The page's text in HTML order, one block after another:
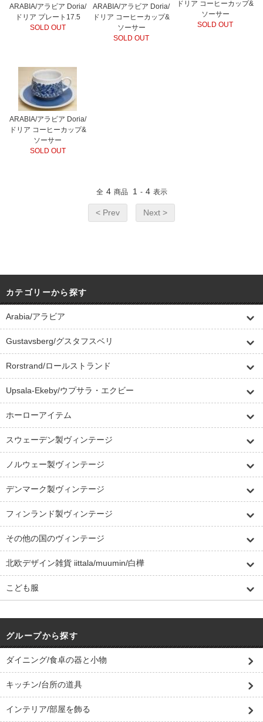
ARABIA/アラビア Doria/
ドリア プレート17.5
SOLD OUT
ARABIA/アラビア Doria/
ドリア コーヒーカップ&
ソーサー
SOLD OUT
ドリア コーヒーカップ&
ソーサー
SOLD OUT
ARABIA/アラビア Doria/
ドリア コーヒーカップ&
ソーサー
SOLD OUT
全 4 商品 1 - 4 表示
< Prev Next >
カテゴリーから探す
Arabia/アラビア
Gustavsberg/グスタフスベリ
Rorstrand/ロールストランド
Upsala-Ekeby/ウプサラ・エクビー
ホーローアイテム
スウェーデン製ヴィンテージ
ノルウェー製ヴィンテージ
デンマーク製ヴィンテージ
フィンランド製ヴィンテージ
その他の国のヴィンテージ
北欧デザイン雑貨 iittala/muumin/白樺
こども服
グループから探す
ダイニング/食卓の器と小物
キッチン/台所の道具
インテリア/部屋を飾る